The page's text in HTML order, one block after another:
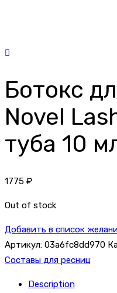
Ботокс
Novel
туба 10
1775 ₽
Out of stock
Добавить в список
Артикул: 03a6fc8dd970
Составы для ресниц
Description